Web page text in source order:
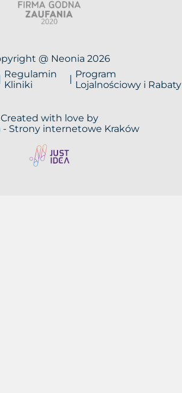
@ Neonia 2026
Regulamin
Kliniki
Program
Lojalnościowy i Rabaty
Created with love by
- Strony internetowe Kraków